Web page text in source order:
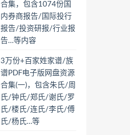
合集，包含1074份国
内券商报告/国际投行
报告/投资研报/行业报
告…等内容
3万份+百家姓家谱/族
谱PDF电子版网盘资源
合集(一)，包含朱氏/周
氏/钟氏/郑氏/谢氏/罗
氏/楼氏/连氏/李氏/傅
氏/杨氏…等